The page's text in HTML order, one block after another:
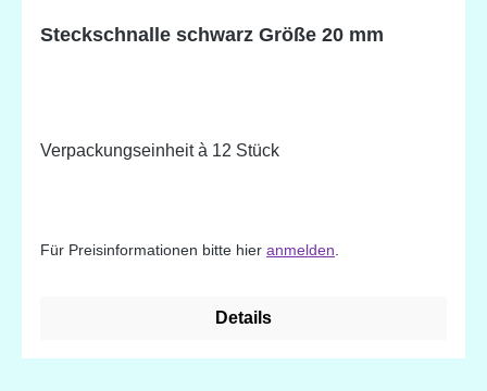
Steckschnalle schwarz Größe 20 mm
Verpackungseinheit à 12 Stück
Für Preisinformationen bitte hier anmelden
Details